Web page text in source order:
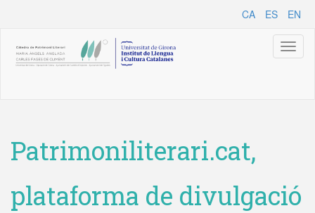
CA ES EN
Patrimoniliterari.cat,
plataforma de divulgació